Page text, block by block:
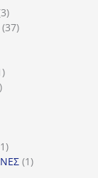
33
προϊόντα
3737
1
προϊόν
11
προϊόν
11